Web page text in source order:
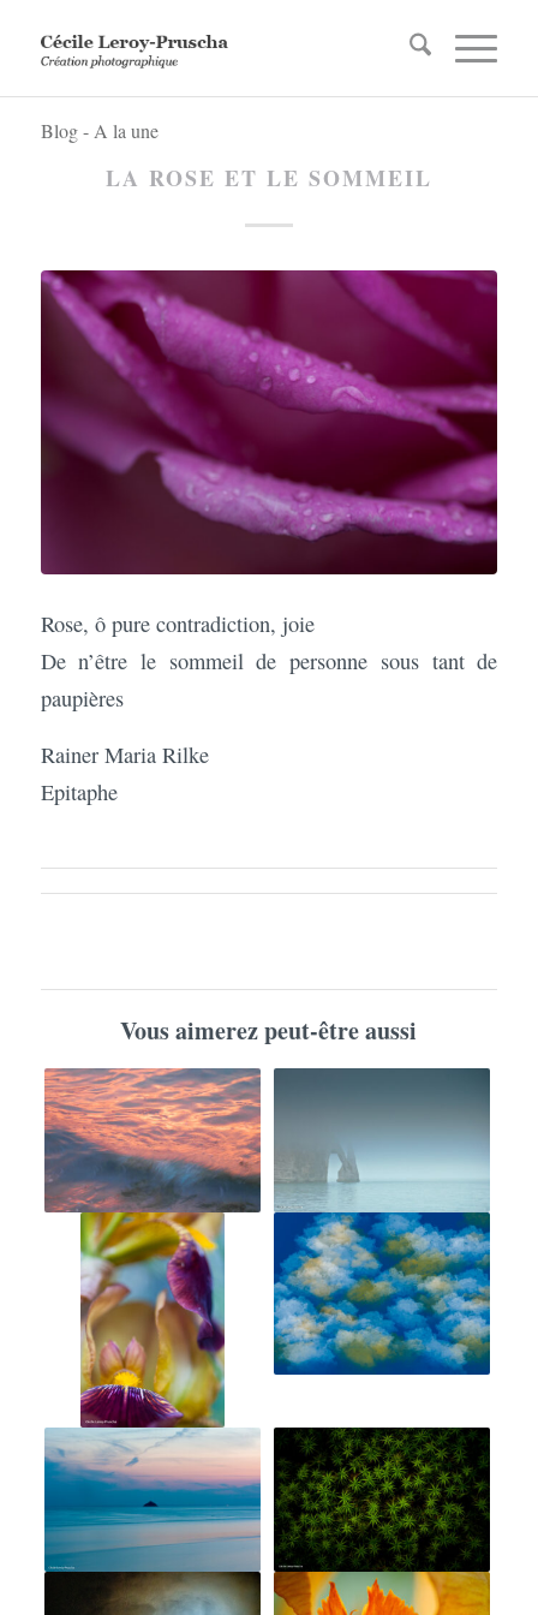
Blog - A la une
LA ROSE ET LE SOMMEIL
Rose, ô pure contradiction, joie
De n’être le sommeil de personne sous tant de
paupières
Rainer Maria Rilke
Epitaphe
Vous aimerez peut-être aussi